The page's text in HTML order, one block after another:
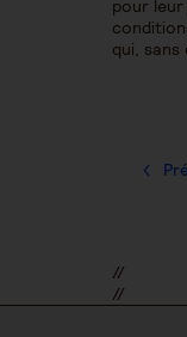
pour
qui,
//
//